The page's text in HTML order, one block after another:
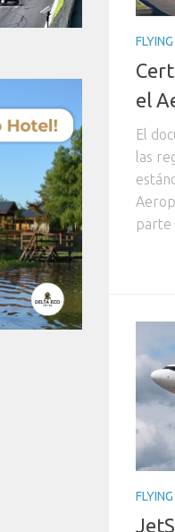
FLYING
el
El
las
parte
FLYING